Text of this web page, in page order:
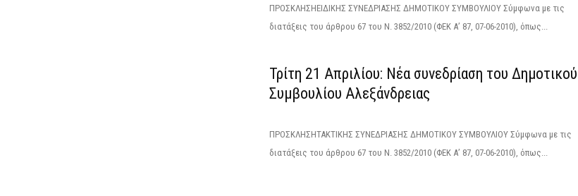
ΠΡΟΣΚΛΗΣΗΕΙΔΙΚΗΣ ΣΥΝΕΔΡΙΑΣΗΣ ΔΗΜΟΤΙΚΟΥ ΣΥΜΒΟΥΛΙΟΥ Σύμφωνα με τις
διατάξεις του άρθρου 67 του Ν. 3852/2010 (ΦΕΚ Α’ 87, 07-06-2010), όπως...
Τρίτη 21 Απριλίου: Νέα συνεδρίαση του Δημοτικού
Συμβουλίου Αλεξάνδρειας
ΠΡΟΣΚΛΗΣΗΤΑΚΤΙΚΗΣ ΣΥΝΕΔΡΙΑΣΗΣ ΔΗΜΟΤΙΚΟΥ ΣΥΜΒΟΥΛΙΟΥ Σύμφωνα με τις
διατάξεις του άρθρου 67 του Ν. 3852/2010 (ΦΕΚ Α’ 87, 07-06-2010), όπως...